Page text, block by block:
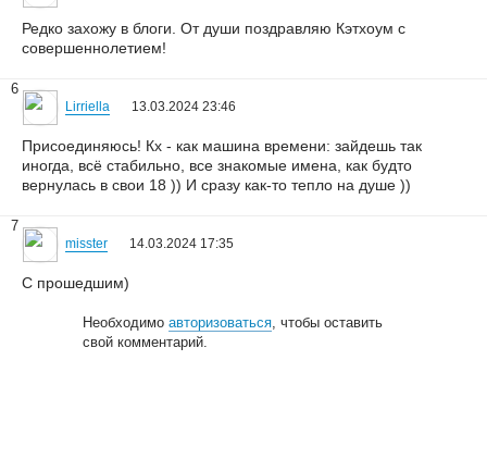
Редко захожу в блоги. От души поздравляю Кэтхоум с
совершеннолетием!
6
Lirriella 13.03.2024 23:46
Присоединяюсь! Кх - как машина времени: зайдешь так
иногда, всё стабильно, все знакомые имена, как будто
вернулась в свои 18 )) И сразу как-то тепло на душе ))
7
misster 14.03.2024 17:35
С прошедшим)
Необходимоавторизоваться, чтобы оставить
свой комментарий.